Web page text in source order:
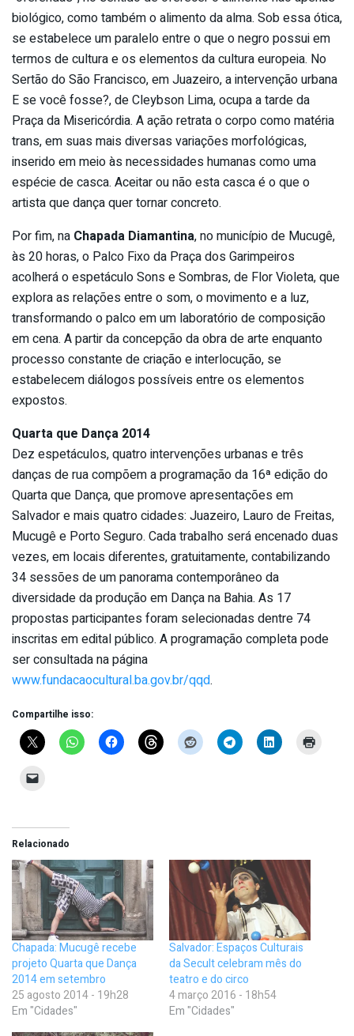
biológico, como também o alimento da alma. Sob essa ótica,
se estabelece um paralelo entre o que o negro possui em
termos de cultura e os elementos da cultura europeia. No
Sertão do São Francisco, em Juazeiro, a intervenção urbana
E se você fosse?, de Cleybson Lima, ocupa a tarde da
Praça da Misericórdia. A ação retrata o corpo como matéria
trans, em suas mais diversas variações morfológicas,
inserido em meio às necessidades humanas como uma
espécie de casca. Aceitar ou não esta casca é o que o
artista que dança quer tornar concreto.
Por fim, na Chapada Diamantina, no município de Mucugê,
às 20 horas, o Palco Fixo da Praça dos Garimpeiros
acolherá o espetáculo Sons e Sombras, de Flor Violeta, que
explora as relações entre o som, o movimento e a luz,
transformando o palco em um laboratório de composição
em cena. A partir da concepção da obra de arte enquanto
processo constante de criação e interlocução, se
estabelecem diálogos possíveis entre os elementos
expostos.
Quarta que Dança 2014
Dez espetáculos, quatro intervenções urbanas e três
danças de rua compõem a programação da 16ª edição do
Quarta que Dança, que promove apresentações em
Salvador e mais quatro cidades: Juazeiro, Lauro de Freitas,
Mucugê e Porto Seguro. Cada trabalho será encenado duas
vezes, em locais diferentes, gratuitamente, contabilizando
34 sessões de um panorama contemporâneo da
diversidade da produção em Dança na Bahia. As 17
propostas participantes foram selecionadas dentre 74
inscritas em edital público. A programação completa pode
ser consultada na página
www.fundacaocultural.ba.gov.br/qqd.
Compartilhe isso:
Relacionado
Chapada: Mucugê recebe
projeto Quarta que Dança
2014 em setembro
25 agosto 2014 - 19h28
Em "Cidades"
Salvador: Espaços Culturais
da Secult celebram mês do
teatro e do circo
4 março 2016 - 18h54
Em "Cidades"